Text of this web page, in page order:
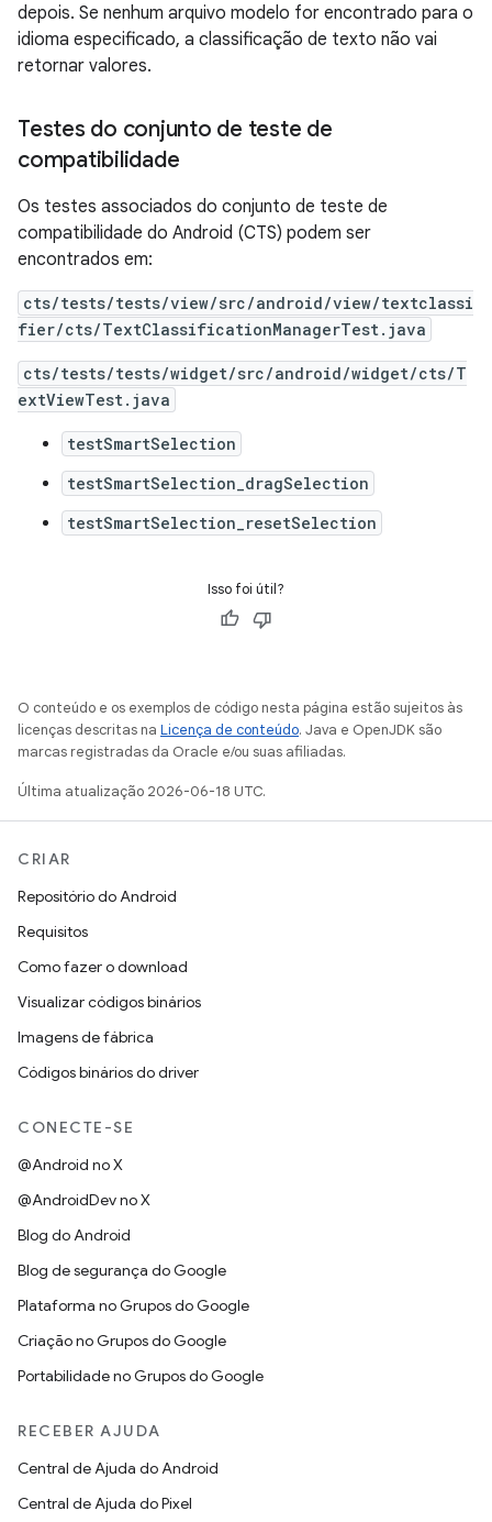
depois. Se nenhum arquivo modelo for encontrado para o
idioma especificado, a classificação de texto não vai
retornar valores.
Testes do conjunto de teste de
compatibilidade
Os testes associados do conjunto de teste de
compatibilidade do Android (CTS) podem ser
encontrados em:
cts/tests/tests/view/src/android/view/textclassi
fier/cts/TextClassificationManagerTest.java
cts/tests/tests/widget/src/android/widget/cts/T
extViewTest.java
testSmartSelection
testSmartSelection_dragSelection
testSmartSelection_resetSelection
Isso foi útil?
O conteúdo e os exemplos de código nesta página estão sujeitos às
licenças descritas na Licença de conteúdo. Java e OpenJDK são
marcas registradas da Oracle e/ou suas afiliadas.
Última atualização 2026-06-18 UTC.
CRIAR
Repositório do Android
Requisitos
Como fazer o download
Visualizar códigos binários
Imagens de fábrica
Códigos binários do driver
CONECTE-SE
@Android no X
@AndroidDev no X
Blog do Android
Blog de segurança do Google
Plataforma no Grupos do Google
Criação no Grupos do Google
Portabilidade no Grupos do Google
RECEBER AJUDA
Central de Ajuda do Android
Central de Ajuda do Pixel